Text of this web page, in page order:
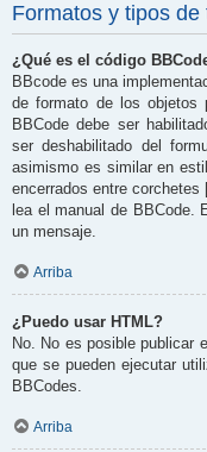
Formatos y tipos de
¿Qué es el código
BBcode es una
de formato de los objetos
BBCode debe ser
ser deshabilitado del
asimismo es similar en
encerrados entre
lea el manual de BBCode.
un mensaje.
Arriba
¿Puedo usar HTML?
No. No es posible publicar
que se pueden ejecutar
BBCodes.
Arriba